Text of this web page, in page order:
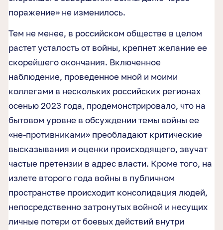
поражение» не изменилось.
Тем не менее, в российском обществе в целом
растет усталость от войны, крепнет желание ее
скорейшего окончания. Включенное
наблюдение, проведенное мной и моими
коллегами в нескольких российских регионах
осенью 2023 года, продемонстрировало, что на
бытовом уровне в обсуждении темы войны ее
«не-противниками» преобладают критические
высказывания и оценки происходящего, звучат
частые претензии в адрес власти. Кроме того, на
излете второго года войны в публичном
пространстве происходит консолидация людей,
непосредственно затронутых войной и несущих
личные потери от боевых действий внутри